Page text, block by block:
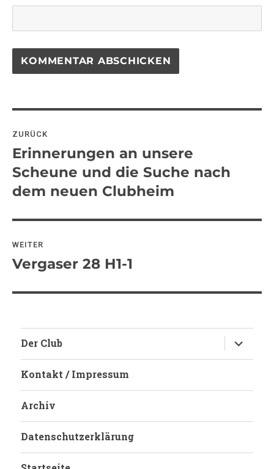
ZURÜCK
Vorheriger
Beitrag:
Erinnerungen an unsere
Scheune und die Suche nach
dem neuen Clubheim
WEITER
Nächster
Vergaser 28 H1-1
Der Club
anzeigen
Kontakt / Impressum
Archiv
Datenschutzerklärung